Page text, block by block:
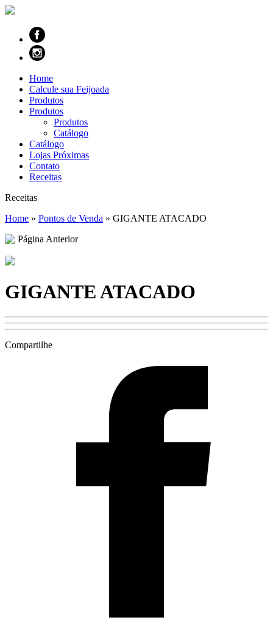
Home
Calcule sua Feijoada
Produtos
Produtos
Produtos
Catálogo
Catálogo
Lojas Próximas
Contato
Receitas
Receitas
Home » Pontos de Venda » GIGANTE ATACADO
Página Anterior
GIGANTE ATACADO
Compartilhe